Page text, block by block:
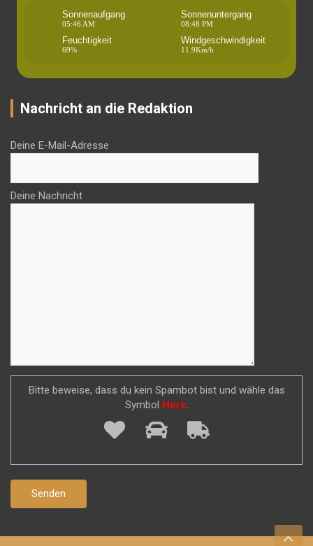
Sonnenaufgang
05:46 AM
Sonnenuntergang
08:48 PM
Feuchtigkeit
69%
Windgeschwindigkeit
11.9Km/h
Nachricht an die Redaktion
Deine E-Mail-Adresse
Deine Nachricht
Bitte beweise, dass du kein Spambot bist und wähle das
Symbol Herz.